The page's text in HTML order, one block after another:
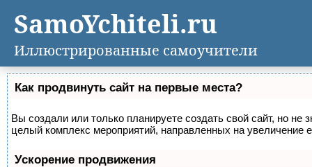
Как продвинуть сайт на первые места?
Вы создали или только планируете создать свой сайт, но не
целый комплекс мероприятий, направленных на увеличение
Ускорение продвижения
SamoYchiteli.ru
Иллюстрированные самоучители